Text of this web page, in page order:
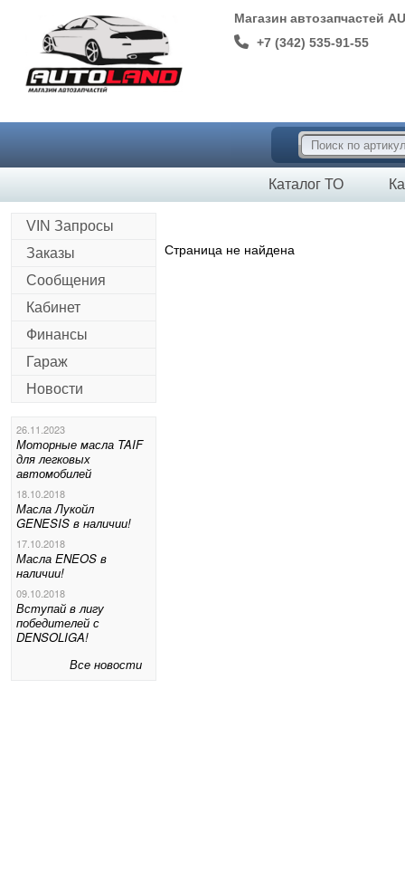
Магазин автозапчастей
+7 (342) 535-91-55
Каталог ТО
VIN Запросы
Заказы
Сообщения
Кабинет
Финансы
Гараж
Новости
26.11.2023
Моторные масла TAIF
для легковых
автомобилей
18.10.2018
Масла Лукойл
GENESIS в наличии!
17.10.2018
Масла ENEOS в
наличии!
09.10.2018
Вступай в лигу
победителей с
DENSOLIGA!
Все новости
Страница не найдена